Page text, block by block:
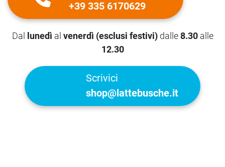
+39 335 6170629
Dal lunedì al venerdì (esclusi festivi) dalle8.30alle
12.30
Scrivici
shop@lattebusche.it